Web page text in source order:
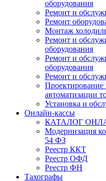
оборудования
Ремонт и
Ремонт
Монтаж
Ремонт и
оборудования
Ремонт и
оборудования
Ремонт и
Проектирование
автоматизации
Установка и
Онлайн-кассы
КАТАЛОГ
Модернизация
54 ФЗ
Реестр ККТ
Реестр ОФД
Реестр ФН
Тахографы